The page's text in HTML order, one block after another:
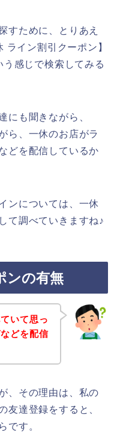
すために、とりあえ
イン割引クーポン】
う感じで検索してみる
にも聞きながら、
ら、一休のお店がラ
どを配信しているか
ンについては、一休
て調べていきますね♪
ンの有無
いて思っ
どを配信
、その理由は、私の
友達登録をすると、
です。